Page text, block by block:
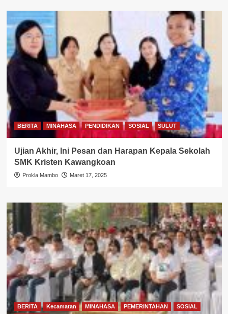
BERITA MINAHASA PENDIDIKAN SOSIAL SULUT
Ujian Akhir, Ini Pesan dan Harapan Kepala Sekolah
SMK Kristen Kawangkoan
Prokla Mambo Maret 17, 2025
BERITA Kecamatan MINAHASA PEMERINTAHAN
SOSIAL